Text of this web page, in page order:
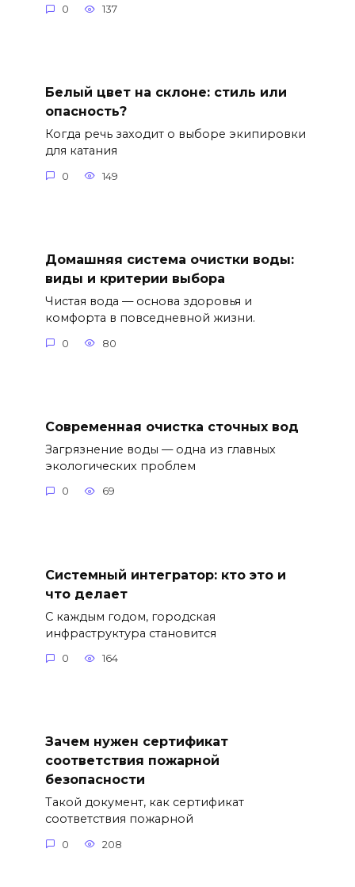
0 137
Белый цвет на склоне: стиль или
опасность?
Когда речь заходит о выборе экипировки
для катания
0 149
Домашняя система очистки воды:
виды и критерии выбора
Чистая вода — основа здоровья и
комфорта в повседневной жизни.
0 80
Современная очистка сточных вод
Загрязнение воды — одна из главных
экологических проблем
0 69
Системный интегратор: кто это и
что делает
С каждым годом, городская
инфраструктура становится
0 164
Зачем нужен сертификат
соответствия пожарной
безопасности
Такой документ, как сертификат
соответствия пожарной
0 208